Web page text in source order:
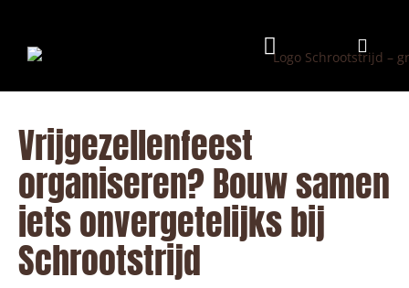
Vrijgezellenfeest
organiseren? Bouw samen
iets onvergetelijks bij
Schrootstrijd